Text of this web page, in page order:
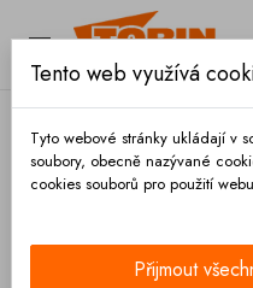

Tento web využívá
Tyto webové stránky ukládají v
soubory, obecně nazývané
cookies souborů pro použití
Přijmout